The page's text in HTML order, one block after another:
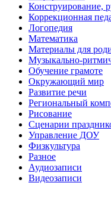
Конструирование,
Коррекционная
Логопедия
Математика
Материалы для
Музыкально-
Обучение грамоте
Окружающий мир
Развитие речи
Региональный
Рисование
Сценарии
Управление ДОУ
Физкультура
Разное
Аудиозаписи
Видеозаписи